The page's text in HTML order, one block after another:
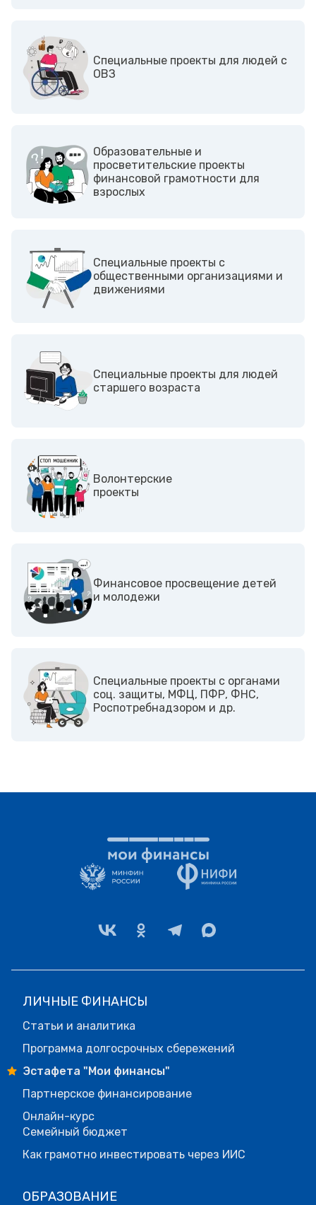
Cпециальные проекты для людей с
ОВЗ
Образовательные и
просветительские проекты
финансовой грамотности для
взрослых
Cпециальные проекты с
общественными организациями и
движениями
Специальные проекты для людей
старшего возраста
Волонтерские
проекты
Финансовое просвещение детей
и молодежи
Cпециальные проекты с органами
соц. защиты, МФЦ, ПФР, ФНС,
Роспотребнадзором и др.
ЛИЧНЫЕ ФИНАНСЫ
Статьи и аналитика
Программа долгосрочных сбережений
Эстафета "Мои финансы"
Партнерское финансирование
Онлайн-курс
Семейный бюджет
Как грамотно инвестировать через ИИС
ОБРАЗОВАНИЕ